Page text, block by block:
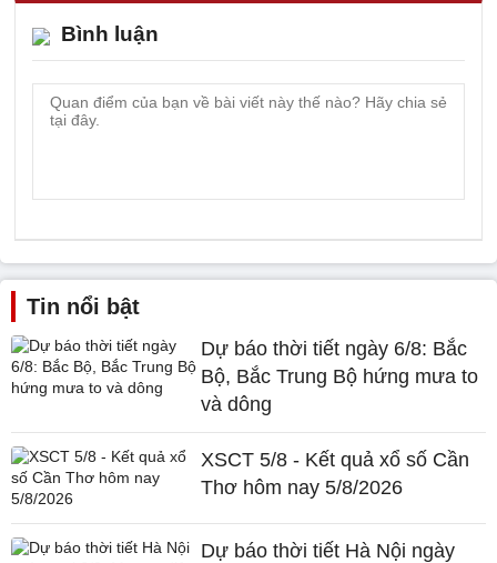
Bình luận
Tin nổi bật
Dự báo thời tiết ngày 6/8: Bắc
Bộ, Bắc Trung Bộ hứng mưa to
và dông
XSCT 5/8 - Kết quả xổ số Cần
Thơ hôm nay 5/8/2026
Dự báo thời tiết Hà Nội ngày